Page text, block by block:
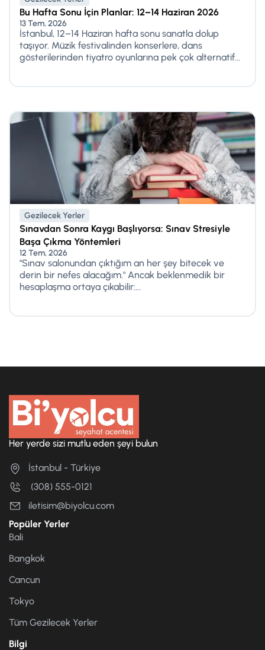
Bu Hafta Sonu İçin Planlar: 12–14 Haziran 2026
13 Tem, 2026
İstanbul, 12–14 Haziran hafta sonu sanatla dolup
taşıyor. Müzik festivalinden konserlere, dans
gösterilerinden tiyatro oyunlarına pek çok alternatif...
Gezilecek Yerler
Sınavdan Sonra Kaygı Başlıyorsa: Sınav Stresiyle
Başa Çıkma Yöntemleri
12 Tem, 2026
"Sınav salonundan çıktığım an her şey bitecek ve
derin bir nefes alacağım." Ancak beklenmedik bir
hesaplaşma ortaya çıkabilir:...
Her yerde sizi mutlu eden şeyi bulun
İstanbul - Türkiye
(308) 555-0121
iletisim@biyolcu.com
Popüler Yerler
Bali
Bangkok
Cancun
Tokyo
Tüm Gezilecek Yerler
Bilgi